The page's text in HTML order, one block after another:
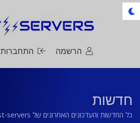
הרשמה התחברות
חדשות
כל החדשות והעדכונים האחרונים של fast-servers ארוח אתרים